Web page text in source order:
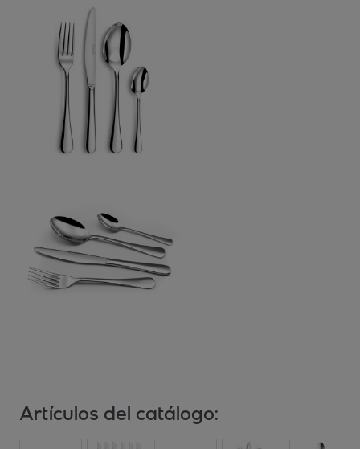
Artículos del catálogo: